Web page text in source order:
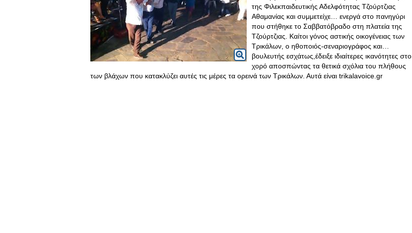
της Φιλεκπαιδευτικής Αδελφότητας Τζούρτζιας
Αθαμανίας και συμμετείχε… ενεργά στο πανηγύρι
που στήθηκε το Σαββατόβραδο στη πλατεία της
Τζούρτζιας. Καίτοι γόνος αστικής οικογένειας των
Τρικάλων, ο ηθοποιός-σεναριογράφος και…
βουλευτής εσχάτως,έδειξε ιδιαίτερες ικανότητες στο
χορό αποσπώντας τα θετικά σχόλια του πλήθους
των βλάχων που κατακλύζει αυτές τις μέρες τα ορεινά των Τρικάλων. Αυτά είναι trikalavoice.gr